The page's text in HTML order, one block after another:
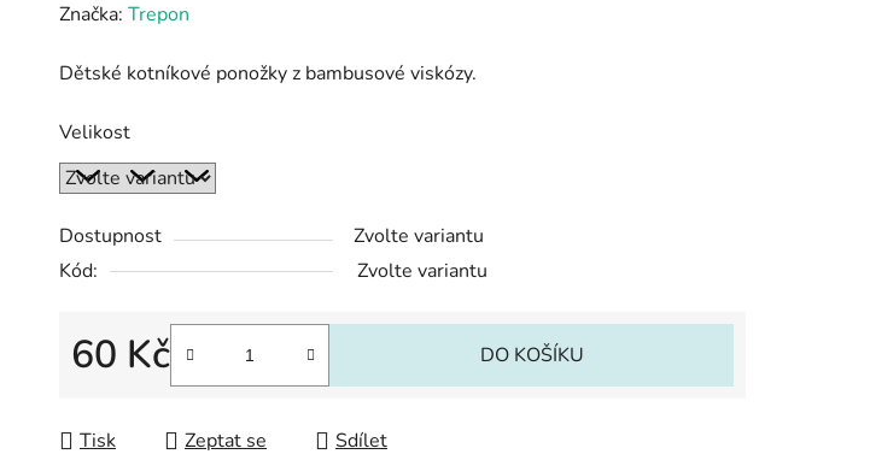
Značka: Trepon
Dětské kotníkové ponožky z bambusové viskózy.
Velikost
Dostupnost
Zvolte variantu
Kód:
Zvolte variantu
60 Kč
Měrná cena:
DO KOŠÍKU
Tisk Zeptat se Sdílet